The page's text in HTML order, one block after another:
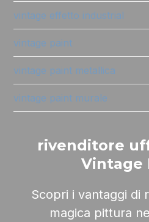
vintage effetto industrial
vintage paint
vintage paint metallica
vintage paint murale
rivenditore
Vintage
Scopri i vantaggi di
magica pittura